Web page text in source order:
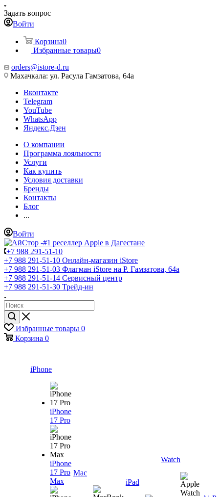
Задать вопрос
Войти
Корзина0
Избранные товары0
orders@istore-d.ru
Махачкала: ул. Расула Гамзатова, 64а
Вконтакте
Telegram
YouTube
WhatsApp
Яндекс.Дзен
О компании
Программа лояльности
Услуги
Как купить
Условия доставки
Бренды
Контакты
Блог
...
Войти
+7 988 291-51-10
+7 988 291-51-10 Онлайн-магазин iStore
+7 988 291-51-03 Флагман iStore на Р. Гамзатова, 64а
+7 988 291-51-14 Сервисный центр
+7 988 291-51-30 Трейд-ин
Избранные товары 0
Корзина 0
iPhone
iPhone
17 Pro
iPhone
17 Pro
Max
Mac
iPad
Watch